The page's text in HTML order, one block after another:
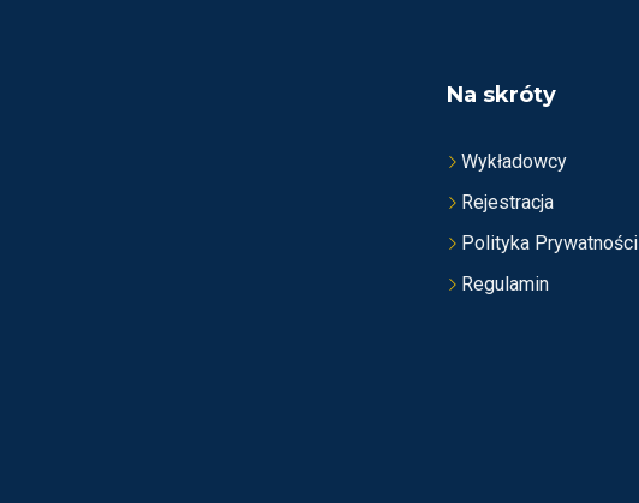
Na skróty
Wykładowcy
Rejestracja
Polityka Prywatności
Regulamin